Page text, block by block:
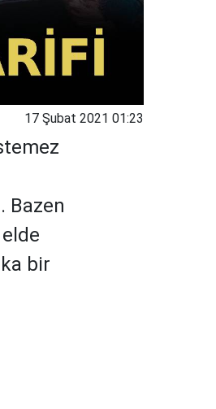
17 Şubat 2021 01:23
Bazen
bir